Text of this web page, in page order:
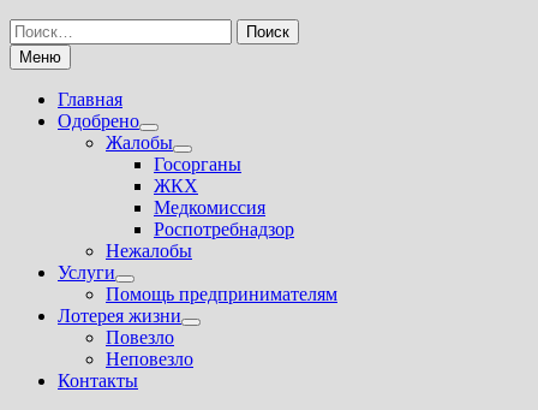
Найти:
Меню
Главная
Одобрено
Показать
подменю
Жалобы
Показать
подменю
Госорганы
ЖКХ
Медкомиссия
Роспотребнадзор
Нежалобы
Услуги
Показать
подменю
Помощь предпринимателям
Лотерея жизни
Показать
Повезло
Неповезло
Контакты